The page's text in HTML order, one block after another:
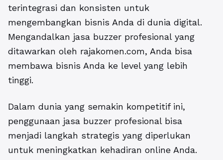
terintegrasi dan konsisten untuk
mengembangkan bisnis Anda di dunia digital.
Mengandalkan jasa buzzer profesionalyang
ditawarkan oleh rajakomen.com, Anda bisa
membawa bisnis Anda ke level yang lebih
tinggi.
Dalam dunia yang semakin kompetitif ini,
penggunaan jasa buzzer profesional bisa
menjadi langkah strategis yang diperlukan
untuk meningkatkan kehadiran online Anda.